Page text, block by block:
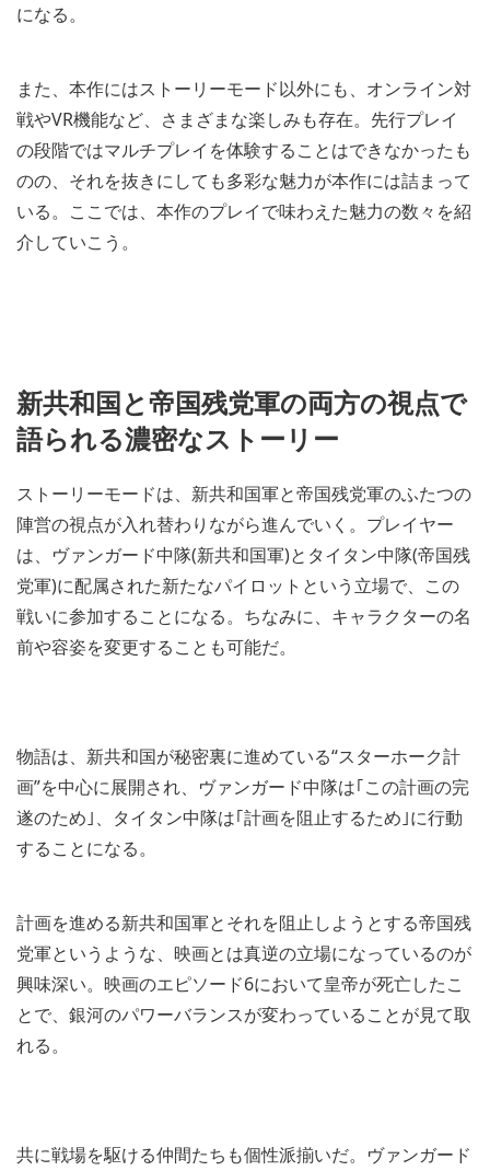
になる。
また、本作にはストーリーモード以外にも、オンライン対
戦やVR機能など、さまざまな楽しみも存在。先行プレイ
の段階ではマルチプレイを体験することはできなかったも
のの、それを抜きにしても多彩な魅力が本作には詰まって
いる。ここでは、本作のプレイで味わえた魅力の数々を紹
介していこう。
新共和国と帝国残党軍の両方の視点で
語られる濃密なストーリー
ストーリーモードは、新共和国軍と帝国残党軍のふたつの
陣営の視点が入れ替わりながら進んでいく。プレイヤー
は、ヴァンガード中隊(新共和国軍)とタイタン中隊(帝国残
党軍)に配属された新たなパイロットという立場で、この
戦いに参加することになる。ちなみに、キャラクターの名
前や容姿を変更することも可能だ。
物語は、新共和国が秘密裏に進めている“スターホーク計
画”を中心に展開され、ヴァンガード中隊は｢この計画の完
遂のため｣、タイタン中隊は｢計画を阻止するため｣に行動
することになる。
計画を進める新共和国軍とそれを阻止しようとする帝国残
党軍というような、映画とは真逆の立場になっているのが
興味深い。映画のエピソード6において皇帝が死亡したこ
とで、銀河のパワーバランスが変わっていることが見て取
れる。
共に戦場を駆ける仲間たちも個性派揃いだ。ヴァンガード